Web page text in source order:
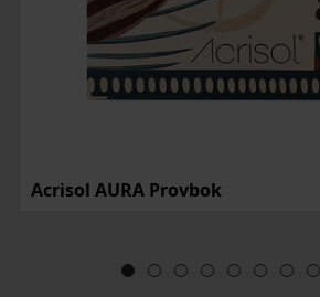
Acrisol AURA Provbok